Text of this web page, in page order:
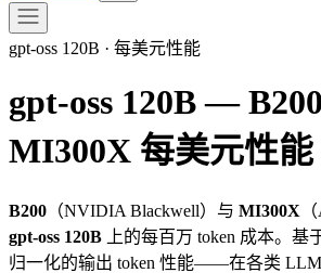
gpt-oss 120B · 每美元性能
gpt-oss 120B —
MI300X 每美元性能
B200 （NVIDIA Blackwell）与 MI300X （
gpt-oss 120B 上的每百万 token 成本。基
归一化的输出 token 性能——在各类